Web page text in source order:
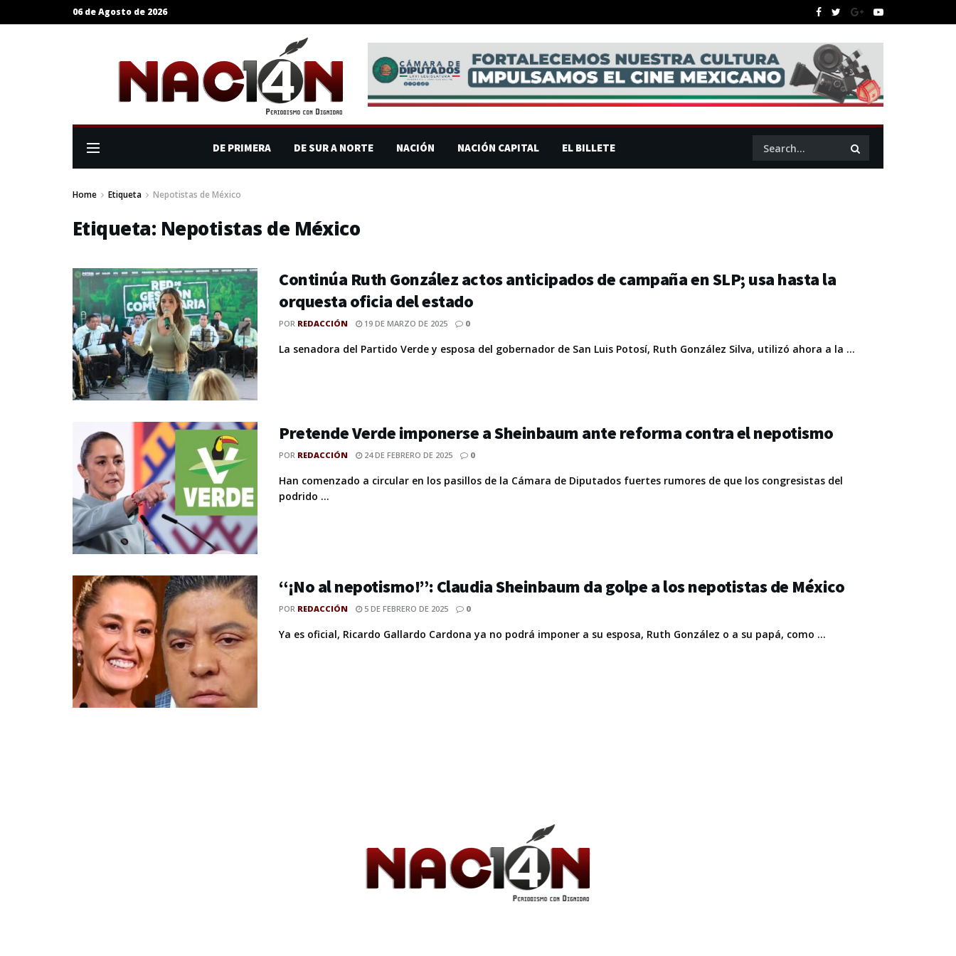
06 de Agosto de 2026
DE PRIMERA DE SUR A NORTE NACIÓN NACIÓN CAPITAL EL BILLETE
Home Etiqueta Nepotistas de México
Etiqueta: Nepotistas de México
Continúa Ruth González actos anticipados de campaña en SLP; usa hasta la
orquesta oficia del estado
POR REDACCIÓN 19 DE MARZO DE 2025 0
La senadora del Partido Verde y esposa del gobernador de San Luis Potosí, Ruth González Silva, utilizó ahora a la ...
Pretende Verde imponerse a Sheinbaum ante reforma contra el nepotismo
POR REDACCIÓN 24 DE FEBRERO DE 2025 0
Han comenzado a circular en los pasillos de la Cámara de Diputados fuertes rumores de que los congresistas del
podrido ...
“¡No al nepotismo!”: Claudia Sheinbaum da golpe a los nepotistas de México
POR REDACCIÓN 5 DE FEBRERO DE 2025 0
Ya es oficial, Ricardo Gallardo Cardona ya no podrá imponer a su esposa, Ruth González o a su papá, como ...